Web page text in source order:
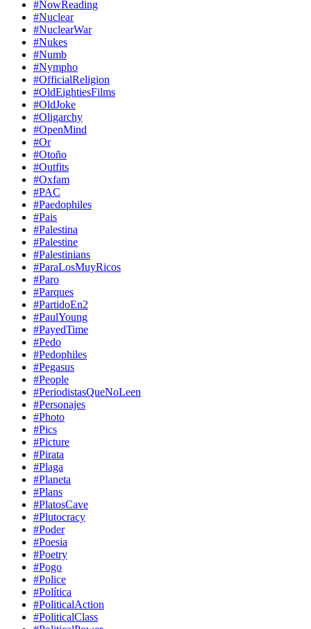
#NowReading
#Nuclear
#NuclearWar
#Nukes
#Numb
#Nympho
#OfficialReligion
#OldEightiesFilms
#OldJoke
#Oligarchy
#OpenMind
#Or
#Otoño
#Outfits
#Oxfam
#PAC
#Paedophiles
#Pais
#Palestina
#Palestine
#Palestinians
#ParaLosMuyRicos
#Paro
#Parques
#PartidoEn2
#PaulYoung
#PayedTime
#Pedo
#Pedophiles
#Pegasus
#People
#PeriodistasQueNoLeen
#Personajes
#Photo
#Pics
#Picture
#Pirata
#Plaga
#Planeta
#Plans
#PlatosCave
#Plutocracy
#Poder
#Poesia
#Poetry
#Pogo
#Police
#Política
#PoliticalAction
#PoliticalClass